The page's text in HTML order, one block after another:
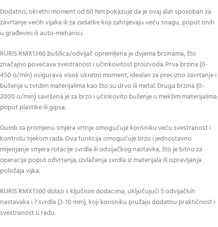
Dodatno, okretni moment od 60 Nm pokazuje da je ovaj alat sposoban za
zavrtanje većih vijaka ili za zadatke koji zahtijevaju veću snagu, poput onih
u građevini ili auto-mehanici.
RURIS RMX1360 bušilica/odvijač opremljena je dvjema brzinama, što
značajno povećava svestranost i učinkovitost proizvoda. Prva brzina (0-
450 o/min) osigurava visok okretni moment, idealan za precizno zavrtanje i
bušenje u tvrdim materijalima kao što su drvo ili metal. Druga brzina (0-
2000 o/min) savršena je za brzo i učinkovito bušenje u mekšim materijalima
poput plastike ili gipsa.
Gumb za promjenu smjera vrtnje omogućuje korisniku veću svestranost i
kontrolu tijekom rada. Ova funkcija omogućuje brzo i jednostavno
mijenjanje smjera rotacije svrdla ili odvijačkog nastavka, što je bitno za
operacije poput odvrtanja, izvlačenja svrdla iz materijala ili ispravljanja
položaja vijka.
RURIS RMX1360 dolazi s ključnim dodacima, uključujući 5 odvijačkih
nastavaka i 7 svrdla (3-10 mm), koji korisniku pružaju dodatnu praktičnost i
svestranost u radu.